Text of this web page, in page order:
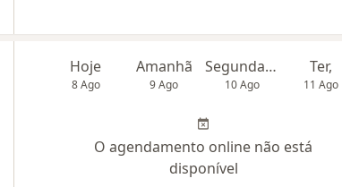
Hoje
8 Ago
Amanhã
9 Ago
Segunda-feira
10 Ago
Ter,
11 Ago
O agendamento online não está
disponível